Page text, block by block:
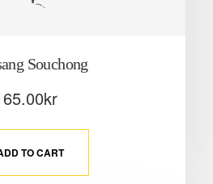
Souchong
65.00kr
TO CART